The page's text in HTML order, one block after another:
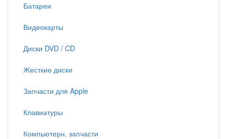
Батареи
Видеокарты
Диски DVD / CD
Жесткие диски
Запчасти для Apple
Клавиатуры
Компьютерн. запчасти